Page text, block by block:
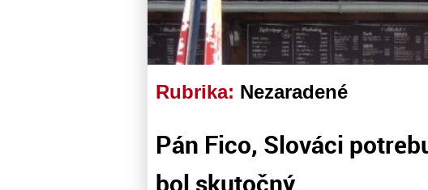
Rubrika: Nezaradené
Pán Fico, Slováci
bol skutočný.